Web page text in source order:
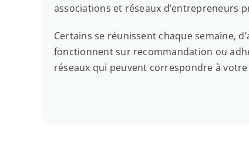
associations et réseaux d’entrepreneurs
Certains se réunissent chaque semaine,
fonctionnent sur recommandation ou
réseaux qui peuvent correspondre à